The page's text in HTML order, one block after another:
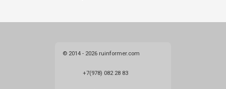
© 2014 - 2026 ruinformer.com
+7(978) 082 28 83